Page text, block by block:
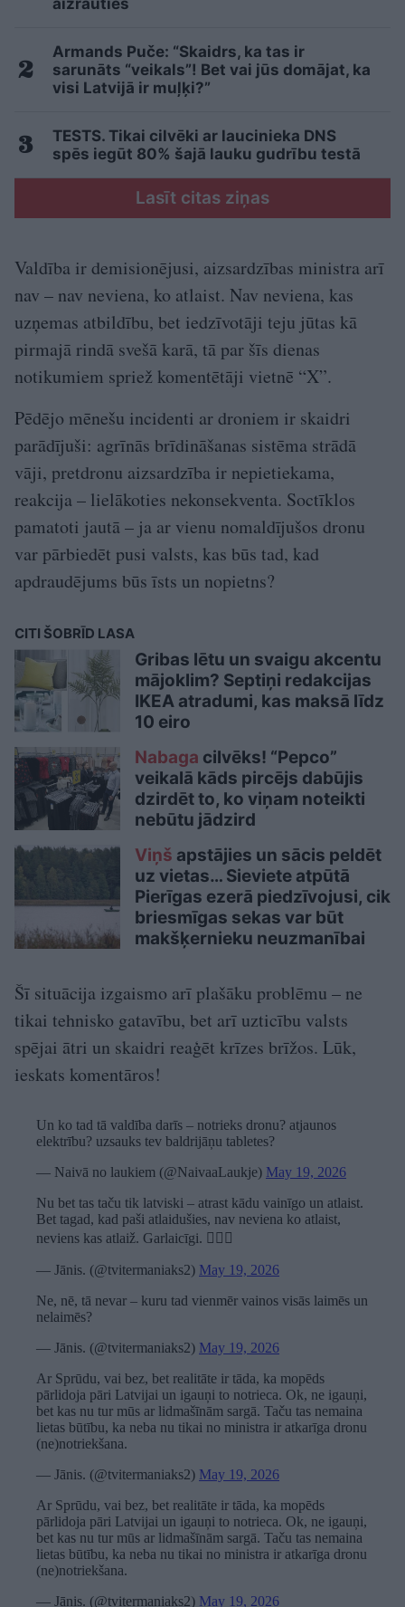
Armands Puče: “Skaidrs, ka tas ir
sarunāts “veikals”! Bet vai jūs domājat, ka
visi Latvijā ir muļķi?”
TESTS. Tikai cilvēki ar laucinieka DNS
spēs iegūt 80% šajā lauku gudrību testā
Lasīt citas ziņas
Valdība ir demisionējusi, aizsardzības ministra arī
nav – nav neviena, ko atlaist. Nav neviena, kas
uzņemas atbildību, bet iedzīvotāji teju jūtas kā
pirmajā rindā svešā karā, tā par šīs dienas
notikumiem spriež komentētāji vietnē “X”.
Pēdējo mēnešu incidenti ar droniem ir skaidri
parādījuši: agrīnās brīdināšanas sistēma strādā
vāji, pretdronu aizsardzība ir nepietiekama,
reakcija – lielākoties nekonsekventa. Soctīklos
pamatoti jautā – ja ar vienu nomaldījušos dronu
var pārbiedēt pusi valsts, kas būs tad, kad
apdraudējums būs īsts un nopietns?
CITI ŠOBRĪD LASA
Gribas lētu un svaigu akcentu
mājoklim? Septiņi redakcijas
IKEA atradumi, kas maksā līdz
10 eiro
Nabaga cilvēks! “Pepco”
veikalā kāds pircējs dabūjis
dzirdēt to, ko viņam noteikti
nebūtu jādzird
Viņš apstājies un sācis peldēt
uz vietas… Sieviete atpūtā
Pierīgas ezerā piedzīvojusi, cik
briesmīgas sekas var būt
makšķernieku neuzmanībai
Šī situācija izgaismo arī plašāku problēmu – ne
tikai tehnisko gatavību, bet arī uzticību valsts
spējai ātri un skaidri reaģēt krīzes brīžos. Lūk,
ieskats komentāros!
Un ko tad tā valdība darīs – notrieks dronu? atjaunos
elektrību? uzsauks tev baldrijāņu tabletes?
— Naivā no laukiem (@NaivaaLaukje) May 19, 2026
Nu bet tas taču tik latviski – atrast kādu vainīgo un atlaist.
Bet tagad, kad paši atlaidušies, nav neviena ko atlaist,
neviens kas atlaiž. Garlaicīgi. 🤷🏻‍♂️
— Jānis. (@tvitermaniaks2) May 19, 2026
Ne, nē, tā nevar – kuru tad vienmēr vainos visās laimēs un
nelaimēs?
— Jānis. (@tvitermaniaks2) May 19, 2026
Ar Sprūdu, vai bez, bet realitāte ir tāda, ka mopēds
pārlidoja pāri Latvijai un igauņi to notrieca. Ok, ne igauņi,
bet kas nu tur mūs ar lidmašīnām sargā. Taču tas nemaina
lietas būtību, ka neba nu tikai no ministra ir atkarīga dronu
(ne)notriekšana.
— Jānis. (@tvitermaniaks2) May 19, 2026
Ar Sprūdu, vai bez, bet realitāte ir tāda, ka mopēds
pārlidoja pāri Latvijai un igauņi to notrieca. Ok, ne igauņi,
bet kas nu tur mūs ar lidmašīnām sargā. Taču tas nemaina
lietas būtību, ka neba nu tikai no ministra ir atkarīga dronu
(ne)notriekšana.
— Jānis. (@tvitermaniaks2) May 19, 2026